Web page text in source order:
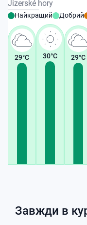
Jizerské hory
Найкращий Добрий
29°C 30°C 29°C
Завжди в